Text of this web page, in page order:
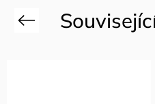
Previous